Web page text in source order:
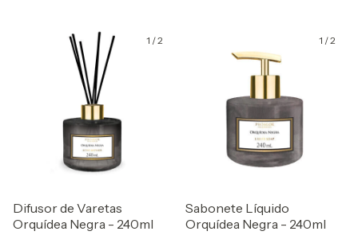
1 /2
Difusor de Varetas
Orquídea Negra - 240ml
1 /2
Sabonete Líquido
Orquídea Negra - 240ml